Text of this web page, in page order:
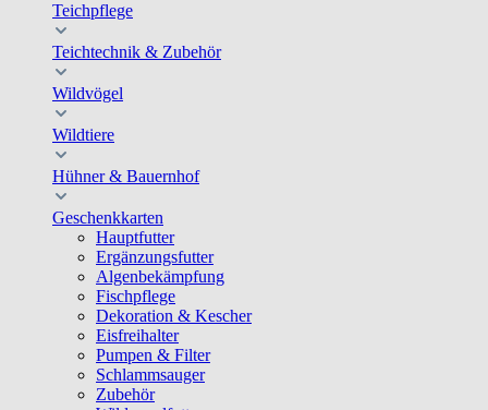
Teichpflege
Teichtechnik & Zubehör
Wildvögel
Wildtiere
Hühner & Bauernhof
Geschenkkarten
Hauptfutter
Ergänzungsfutter
Algenbekämpfung
Fischpflege
Dekoration & Kescher
Eisfreihalter
Pumpen & Filter
Schlammsauger
Zubehör